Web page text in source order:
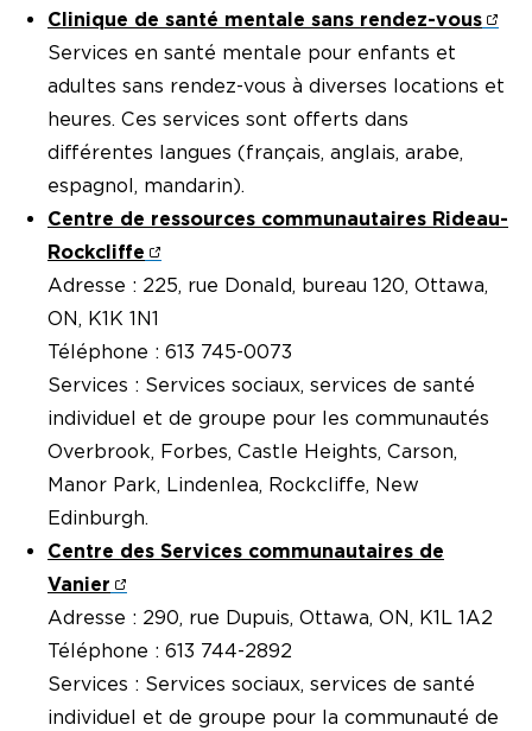
Clinique de santé mentale sans rendez-vous
Services en santé mentale pour enfants et
adultes sans rendez-vous à diverses locations et
heures. Ces services sont offerts dans
différentes langues (français, anglais, arabe,
espagnol, mandarin).
Centre de ressources communautaires Rideau-
Rockcliffe
Adresse : 225, rue Donald, bureau 120, Ottawa,
ON, K1K 1N1
Téléphone : 613 745-0073
Services : Services sociaux, services de santé
individuel et de groupe pour les communautés
Overbrook, Forbes, Castle Heights, Carson,
Manor Park, Lindenlea, Rockcliffe, New
Edinburgh.
Centre des Services communautaires de
Vanier
Adresse : 290, rue Dupuis, Ottawa, ON, K1L 1A2
Téléphone : 613 744-2892
Services : Services sociaux, services de santé
individuel et de groupe pour la communauté de